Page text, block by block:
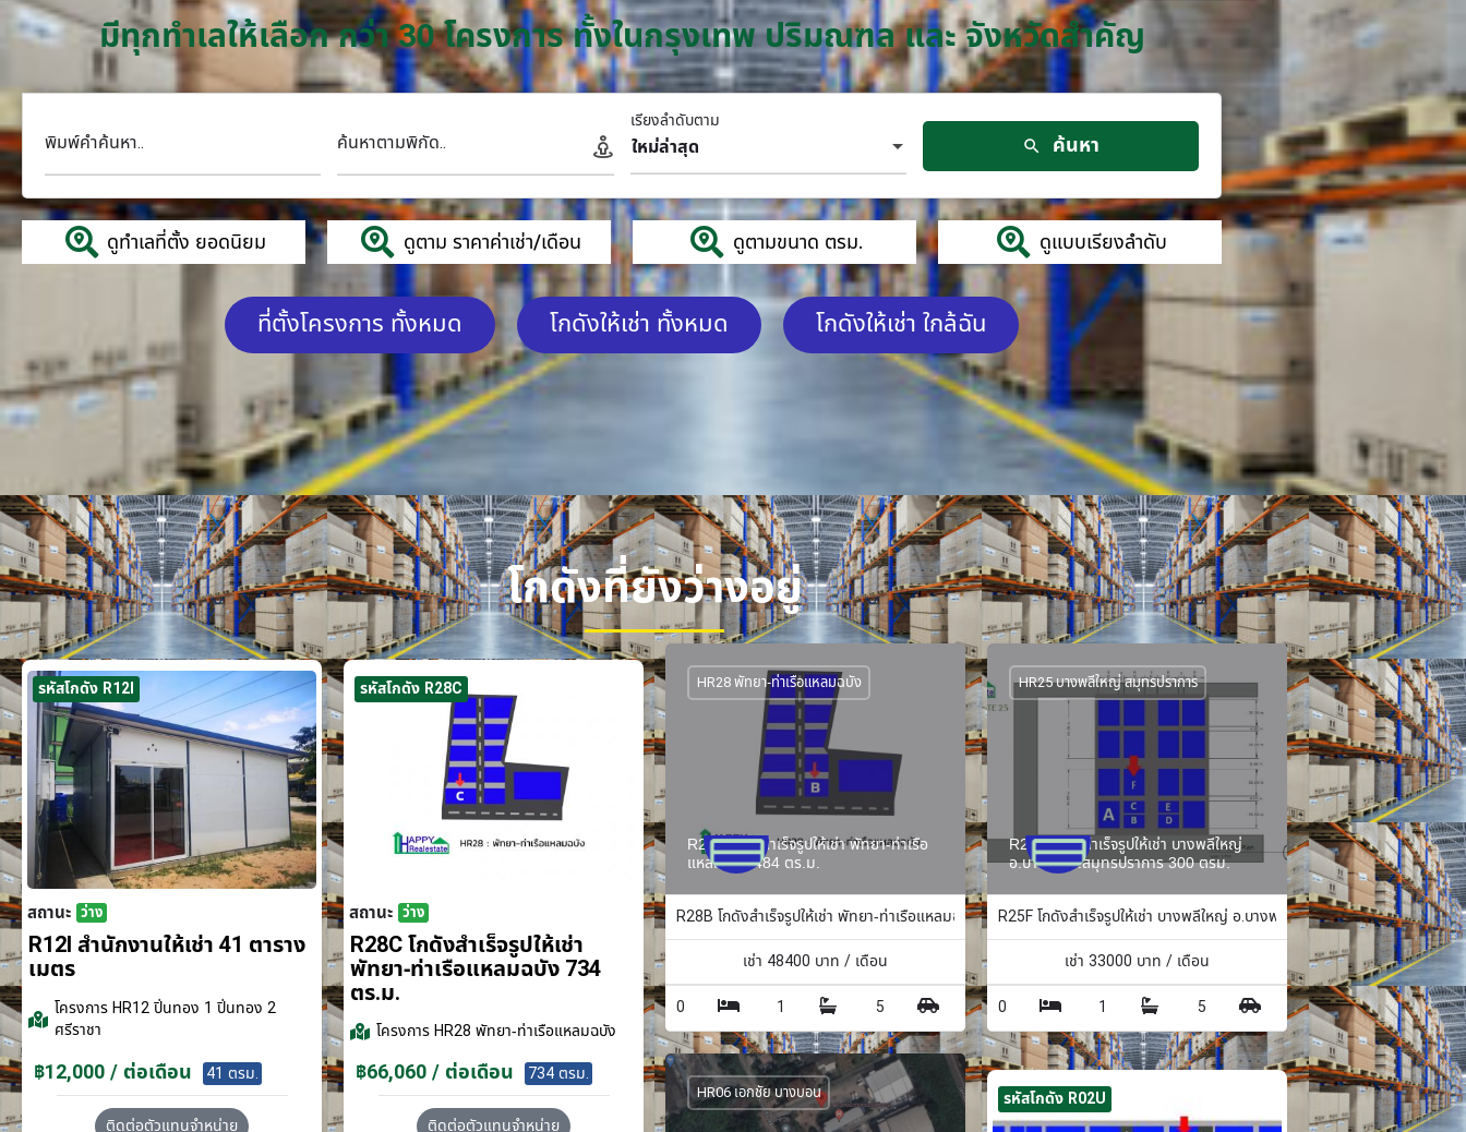
มีทุกทำเลให้เลือก กว่า 30 โครงการ ทั้งในกรุงเทพ ปริมณฑล และ จังหวัดสำคัญ
พิมพ์คำค้นหา.. ค้นหาตามพิกัด.. ใหม่ล่าสุด
เรียงลำดับตาม
ค้นหา
ดูทำเลที่ตั้ง ยอดนิยม ดูตาม ราคาค่าเช่า/เดือน ดูตามขนาด ตรม. ดูแบบเรียงลำดับ
ที่ตั้งโครงการ ทั้งหมด โกดังให้เช่า ทั้งหมด โกดังให้เช่า ใกล้ฉัน
โกดังที่ยังว่างอยู่
รหัสโกดัง R12I
สถานะ ว่าง
R12I สำนักงานให้เช่า 41 ตาราง
เมตร
โครงการHR12 ปิ่นทอง 1 ปิ่นทอง 2
ศรีราชา
฿12,000 / ต่อเดือน 41 ตรม.
ติดต่อตัวแทนจำหน่าย
รหัสโกดัง R28C
สถานะ ว่าง
R28C โกดังสำเร็จรูปให้เช่า
พัทยา-ท่าเรือแหลมฉบัง 734
ตร.ม.
โครงการHR28 พัทยา-ท่าเรือแหลมฉบัง
฿66,060 / ต่อเดือน 734 ตรม.
ติดต่อตัวแทนจำหน่าย
R28B โกดังสำเร็จรูปให้เช่า พัทยา-ท่าเรือ
แหลมฉบัง 484 ตร.ม.
HR28 พัทยา-ท่าเรือแหลมฉบัง
R28B โกดังสำเร็จรูปให้เช่า พัทยา-ท่าเรือแหลมฉบัง 484 ตร.ม.
เช่า 48400 บาท / เดือน
0
1 5
R25F โกดังสำเร็จรูปให้เช่า บางพลีใหญ่
อ.บางพลี จ.สมุทรปราการ 300 ตรม.
HR25 บางพลีใหญ่ สมุทรปราการ
R25F โกดังสำเร็จรูปให้เช่า บางพลีใหญ่ อ.บางพลี จ.สมุทรปราการ 300 ตรม.
เช่า 33000 บาท / เดือน
0
1 5
HR06 เอกชัย บางบอน รหัสโกดัง R02U